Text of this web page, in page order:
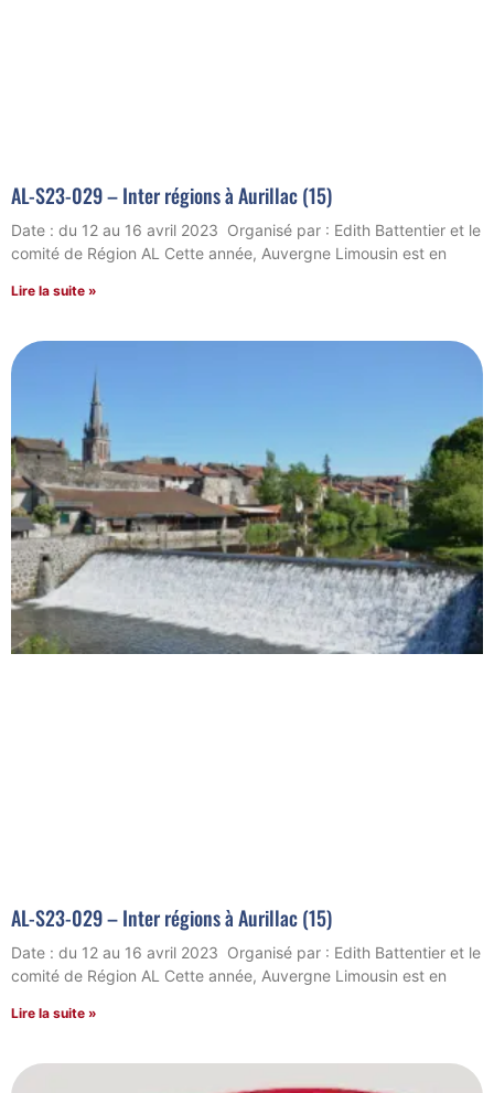
AL-S23-029 – Inter régions à Aurillac (15)
Date : du 12 au 16 avril 2023 Organisé par : Edith Battentier et le
comité de Région AL Cette année, Auvergne Limousin est en
Lire la suite »
AL-S23-029 – Inter régions à Aurillac (15)
Date : du 12 au 16 avril 2023 Organisé par : Edith Battentier et le
comité de Région AL Cette année, Auvergne Limousin est en
Lire la suite »